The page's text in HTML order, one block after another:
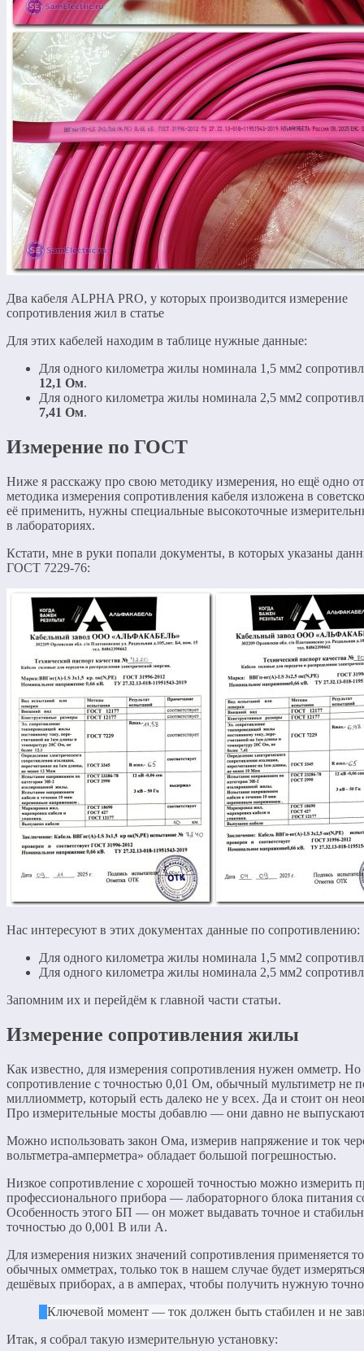
Два кабеля ALPHA PRO, у которых производится измерение
сопротивления жил в статье
Для этих кабелей находим в таблице нужные данные:
Для одного километра жилы номинала 1,5 мм2
12,1 Ом.
Для одного километра жилы номинала 2,5 мм2
7,41 Ом.
Измерение по ГОСТ
Ниже я расскажу про свою методику измерения, но ещё одно
методика измерения сопротивления кабеля изложена в
её применить, нужны специальные высокоточные
в лабораториях.
Кстати, мне в руки попали документы, в которых указаны
ГОСТ 7229-76:
Нас интересуют в этих документах данные по сопротивлению:
Для одного километра жилы номинала 1,5 мм2
Для одного километра жилы номинала 2,5 мм2
Запомним их и перейдём к главной части статьи.
Измерение сопротивления жилы
Как известно, для измерения сопротивления нужен омметр.
сопротивление с точностью 0,01 Ом, обычный мультиметр не
миллиомметр, который есть далеко не у всех. Да и стоит он
Про измерительные мосты добавлю — они давно не
Можно использовать закон Ома, измерив напряжение и ток
вольтметра-амперметра» обладает большой погрешностью.
Низкое сопротивление с хорошей точностью можно измерить
профессионального прибора — лабораторного блока питания
Особенность этого БП — он может выдавать точное и
точностью до 0,001 В или А.
Для измерения низких значений сопротивления применяется
обычных омметрах, только ток в нашем случае будет
дешёвых приборах, а в амперах, чтобы получить нужную
Ключевой момент — ток должен быть стабилен и не
Итак, я собрал такую измерительную установку: